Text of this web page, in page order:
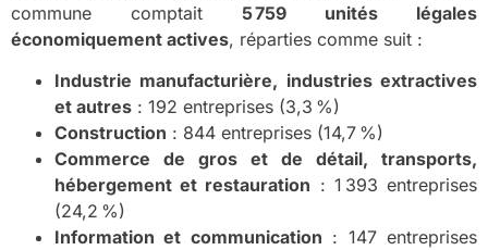
commune comptait 5 759 unités légales
économiquement actives, réparties comme suit :
Industrie manufacturière, industries extractives
et autres : 192 entreprises (3,3 %)
Construction : 844 entreprises (14,7 %)
Commerce de gros et de détail, transports,
hébergement et restauration : 1 393 entreprises
(24,2 %)
Information et communication : 147 entreprises